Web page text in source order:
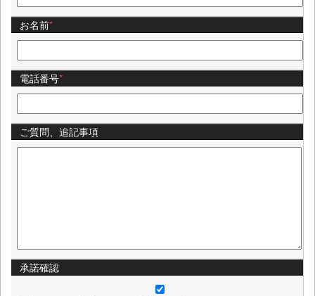
お名前*
電話番号*
ご質問、追記事項
承諾確認